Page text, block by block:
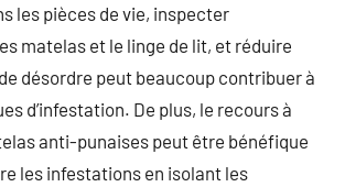
les pièces de vie, inspecter
matelas et le linge de lit, et réduire
désordre peut beaucoup contribuer à
d’infestation. De plus, le recours à
anti-punaises peut être bénéfique
les infestations en isolant les